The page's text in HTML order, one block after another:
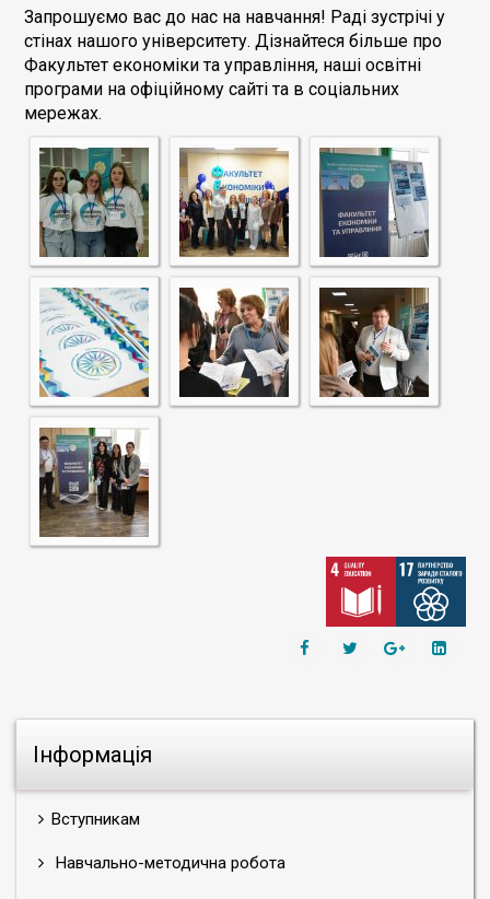
Інформація
Вступникам
Навчально-методична робота
Запрошуємо вас до нас на навчання! Раді зустрічі у
стінах нашого університету. Дізнайтеся більше про
Факультет економіки та управління, наші освітні
програми на офіційному сайті та в соціальних
мережах.